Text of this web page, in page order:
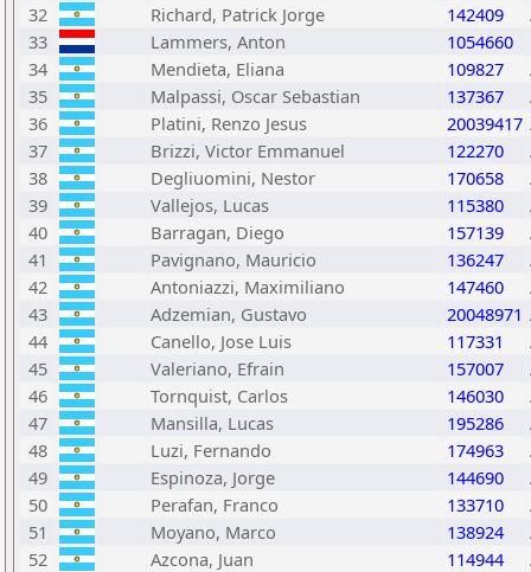
32
Richard, Patrick Jorge 142409
33
Lammers, Anton 1054660
34
Mendieta, Eliana 109827
35
Malpassi, Oscar Sebastian 137367
36
Platini, Renzo Jesus 20039417
37
Brizzi, Victor Emmanuel 122270
38
Degliuomini, Nestor 170658
39
Vallejos, Lucas 115380
40
Barragan, Diego 157139
41
Pavignano, Mauricio 136247
42
Antoniazzi, Maximiliano 147460
43
Adzemian, Gustavo 20048971
44
Canello, Jose Luis 117331
45
Valeriano, Efrain 157007
46
Tornquist, Carlos 146030
47
Mansilla, Lucas 195286
48
Luzi, Fernando 174963
49
Espinoza, Jorge 144690
50
Perafan, Franco 133710
51
Moyano, Marco 138924
52
Azcona, Juan 114944